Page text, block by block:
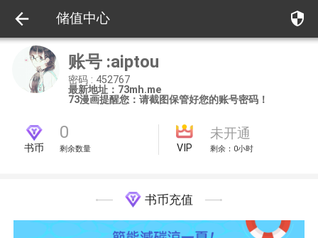
储值中心 security
账号 :aiptou
密码 : 452767
最新地址：73mh.me
73漫画提醒您：请截图保管好您的账号密码！
书币
0
剩余数量 VIP
未开通
剩余：0小时
书币充值